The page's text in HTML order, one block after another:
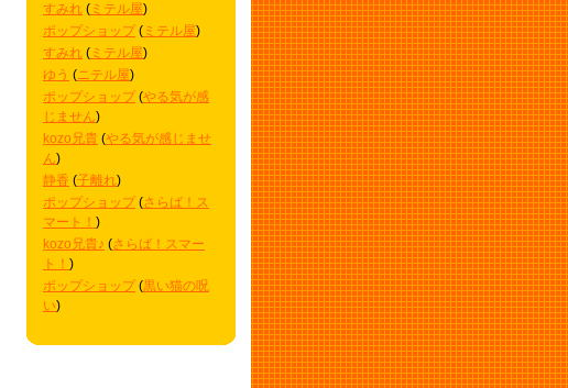
すみれ ( ミテル屋)
ポップショップ ( ミテル屋)
すみれ ( ミテル屋)
ゆう (ニテル屋)
ポップショップ (やる気が感
じません)
kozo兄貴 (やる気が感じませ
ん)
静香 (子離れ)
ポップショップ (さらば！ス
マート！ )
kozo兄貴♪ (さらば！スマー
ト！ )
ポップショップ (黒い猫の呪
い)